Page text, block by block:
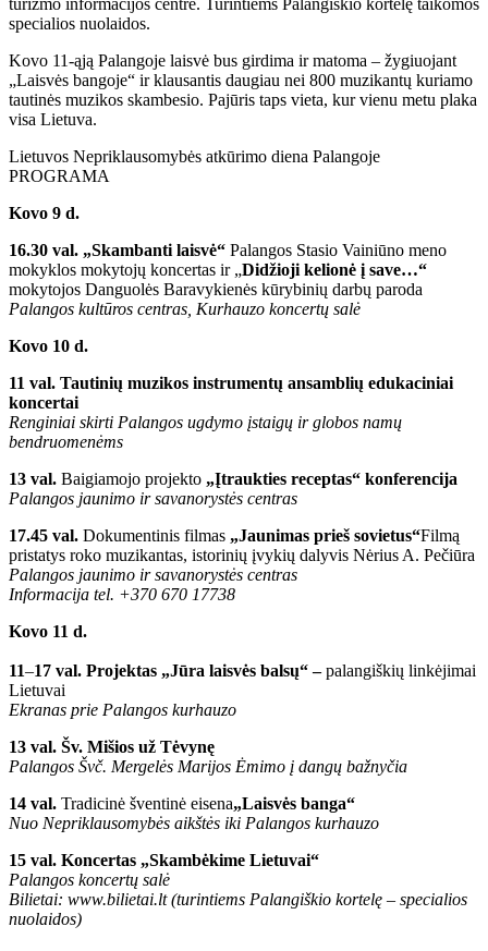
specialios nuolaidos.
Kovo 11-ąją Palangoje laisvė bus girdima ir matoma – žygiuojant
„Laisvės bangoje“ ir klausantis daugiau nei 800 muzikantų kuriamo
tautinės muzikos skambesio. Pajūris taps vieta, kur vienu metu plaka
visa Lietuva.
Lietuvos Nepriklausomybės atkūrimo diena Palangoje
PROGRAMA
Kovo 9 d.
16.30 val. „Skambanti laisvė“ Palangos Stasio Vainiūno meno
mokyklos mokytojų koncertas ir „Didžioji kelionė į save…“
mokytojos Danguolės Baravykienės kūrybinių darbų paroda
Palangos kultūros centras, Kurhauzo koncertų salė
Kovo 10 d.
11 val. Tautinių muzikos instrumentų ansamblių edukaciniai
koncertai
Renginiai skirti Palangos ugdymo įstaigų ir globos namų
bendruomenėms
13 val. Baigiamojo projekto „Įtraukties receptas“ konferencija
Palangos jaunimo ir savanorystės centras
17.45 val. Dokumentinis filmas „Jaunimas prieš sovietus“Filmą
pristatys roko muzikantas, istorinių įvykių dalyvis Nėrius A. Pečiūra
Palangos jaunimo ir savanorystės centras
Informacija tel. +370 670 17738
Kovo 11 d.
11–17 val. Projektas „Jūra laisvės balsų“ –palangiškių linkėjimai
Lietuvai
Ekranas prie Palangos kurhauzo
13 val. Šv. Mišios už Tėvynę
Palangos Švč. Mergelės Marijos Ėmimo į dangų bažnyčia
14 val. Tradicinė šventinė eisena„Laisvės banga“
Nuo Nepriklausomybės aikštės iki Palangos kurhauzo
15 val. Koncertas „Skambėkime Lietuvai“
Palangos koncertų salė
Bilietai: www.bilietai.lt(turintiems Palangiškio kortelę – specialios
nuolaidos)